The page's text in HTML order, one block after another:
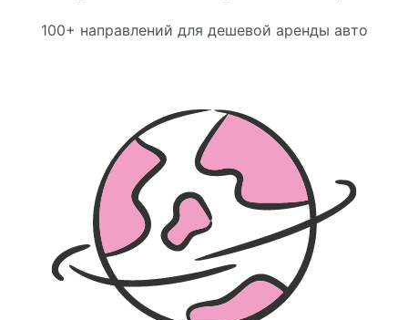
100+ направлений для дешевой аренды авто